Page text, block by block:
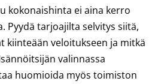
kokonaishinta ei aina kerro
Pyydä tarjoajilta selvitys siitä,
kiinteään veloitukseen ja mitkä
valinnassa
huomioida myös toimiston